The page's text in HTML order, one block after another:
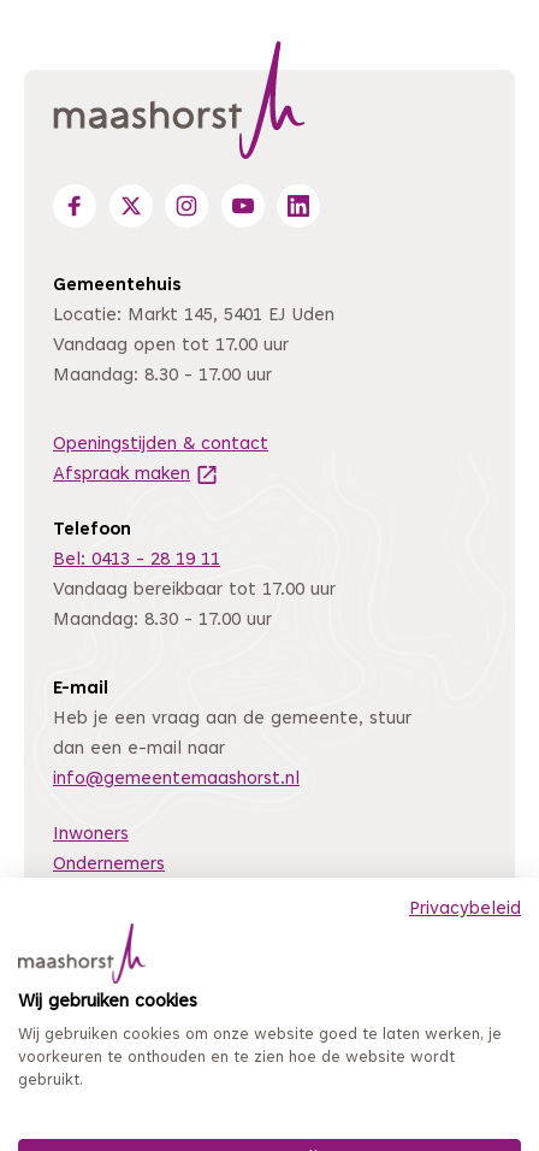
Privacybeleid
Wij gebruiken cookies
Wij gebruiken cookies om onze website goed te laten werken, je
voorkeuren te onthouden en te zien hoe de website wordt
gebruikt.
Gemeentehuis
Locatie: Markt 145, 5401 EJ Uden
Vandaag open tot 17.00 uur
Maandag: 8.30 - 17.00 uur
Openingstijden & contact
Afspraak maken (Deze link gaat naar een andere
Telefoon
Bel: 0413 - 28 19 11
Vandaag bereikbaar tot 17.00 uur
Maandag: 8.30 - 17.00 uur
E-mail
Heb je een vraag aan de gemeente, stuur
dan een e-mail naar
info@gemeentemaashorst.nl
Inwoners
Ondernemers
Archiefweb(Deze link gaat naar een andere website)
Coordinated Vulnerability Disclosure
Mijn loket
Privacy en persoonsgegevens
Toegankelijkheidsverklaring